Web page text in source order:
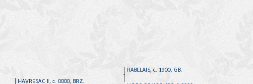
HAVRESAC II, c. 0000, BRZ.
RABELAIS, c. 1900, GB.